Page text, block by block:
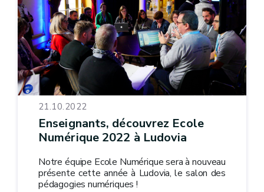
21.10.2022
Enseignants, découvrez Ecole
Numérique 2022 à Ludovia
Notre équipe Ecole Numérique sera à nouveau
présente cette année à Ludovia, le salon des
pédagogies numériques !